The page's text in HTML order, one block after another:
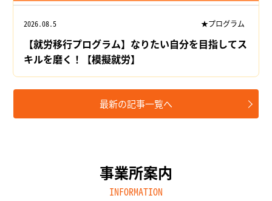
2026.08.5 ★プログラム
【就労移行プログラム】なりたい自分を目指してス
キルを磨く！【模擬就労】
最新の記事一覧へ
事業所案内
INFORMATION